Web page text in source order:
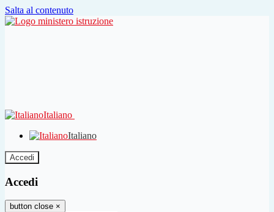
Salta al contenuto
Italiano
Italiano
Accedi
Accedi
button close ×